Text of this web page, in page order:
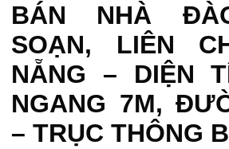
BÁN NHÀ
SOẠN, LIÊN
NẴNG – DIỆN
NGANG 7M,
– TRỤC THÔNG